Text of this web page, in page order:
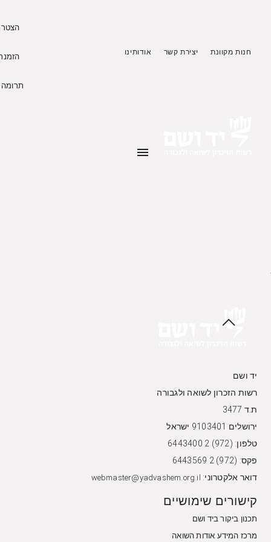
חנות מקוונת יצירת קשר אודותינו
תרומה
menu
יד ושם
רשות הזכרון לשואה ולגבורה
ת.ד 3477
ירושלים 9103401 ישראל
טלפון: (972) 2 6443400
פקס: (972) 2 6443569
דואר אלקטרוני: webmaster@yadvashem.org.il
קישורים שימושיים
תכנון ביקור ביד ושם
מרכז המידע אודות השואה